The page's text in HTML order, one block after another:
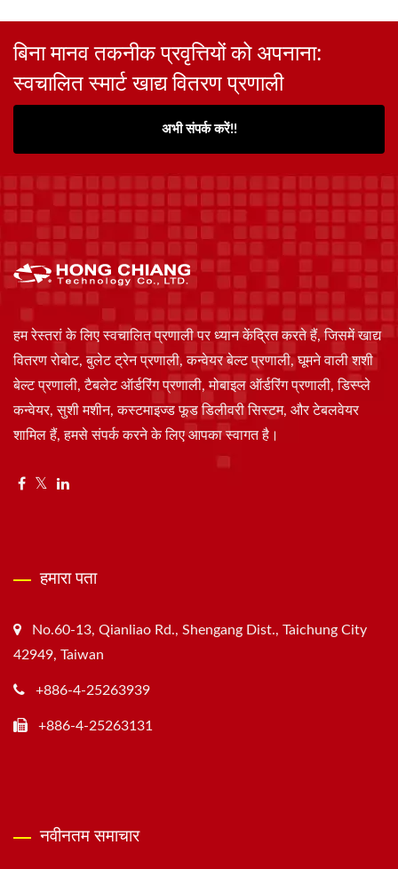
बिना मानव तकनीक प्रवृत्तियों को अपनाना:
स्वचालित स्मार्ट खाद्य वितरण प्रणाली
अभी संपर्क करें!!
हम रेस्तरां के लिए स्वचालित प्रणाली पर ध्यान केंद्रित करते हैं, जिसमें खाद्य
वितरण रोबोट, बुलेट ट्रेन प्रणाली, कन्वेयर बेल्ट प्रणाली, घूमने वाली शशी
बेल्ट प्रणाली, टैबलेट ऑर्डरिंग प्रणाली, मोबाइल ऑर्डरिंग प्रणाली, डिस्प्ले
कन्वेयर, सुशी मशीन, कस्टमाइज्ड फूड डिलीवरी सिस्टम, और टेबलवेयर
शामिल हैं, हमसे संपर्क करने के लिए आपका स्वागत है।
हमारा पता
No.60-13, Qianliao Rd., Shengang Dist., Taichung City
42949, Taiwan
+886-4-25263939
+886-4-25263131
नवीनतम समाचार